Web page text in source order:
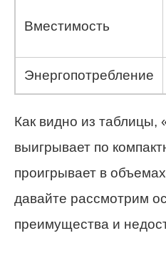
Вместимость
Энергопотребление
Как видно из таблицы,
выигрывает по
проигрывает в
давайте рассмотрим
преимущества и